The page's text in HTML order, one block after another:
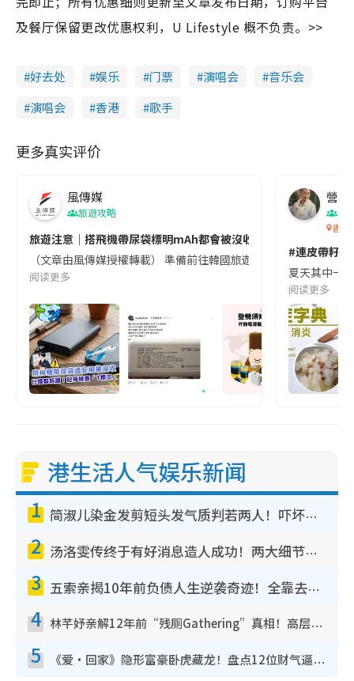
及餐厅保留更改优惠权利，U Lifestyle 概不负责。>>
好去处 娱乐 门票 演唱会
音乐会
演唱会
香港 歌手
更多真实评价
風傳媒
旅遊攻略
旅遊注意｜搭飛機帶尿袋標明mAh都會被沒收😱出發前切記檢查
（文章由風傳媒授權轉載） 準備前往韓國旅遊的民眾，近期要
阅读更多
營養
香港
#連皮帶籽
夏天其中一
阅读更多
港生活人气娱乐新闻
1 简淑儿染金发剪短头发气质判若两人！吓坏老公麦大力都认不出：“你做什么？”
2 汤洛雯传终于有好消息造人成功！两大细节曝孕味极浓引猜测：大肚婆先会咁！
3 五索亲揭10年前负债人生逆袭奇迹！全靠去一地方转运后即遇上马先生
4 林芊妤亲解12年前“残厕Gathering”真相！高层解约一句话重创尊严，至今拒返TVB
5 《爱·回家》隐形富豪卧虎藏龙！盘点12位财气逼人的有钱艺人：这位美女3亿身家不愁做